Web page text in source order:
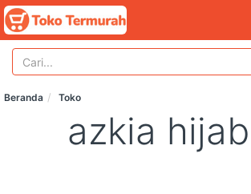
Beranda Toko
azkia hijab